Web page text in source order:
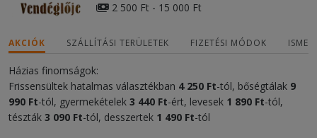
2 500 Ft - 15 000 Ft
AKCIÓK SZÁLLÍTÁSI TERÜLETEK FIZETÉSI MÓDOK
Házias finomságok:
Frissensültek hatalmas választékban 4 250 Ft-tól, bőségtálak 9
990 Ft-tól, gyermekételek 3 440 Ft-ért, levesek 1 890 Ft-tól,
tészták 3 090 Ft-tól, desszertek 1 490 Ft-tól